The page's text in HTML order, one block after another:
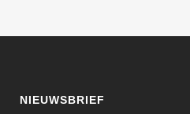
NIEUWSBRIEF